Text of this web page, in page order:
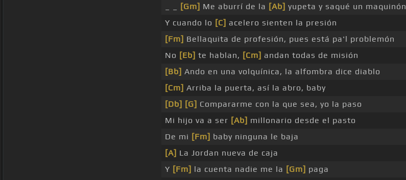
[Gm] Me aburrí de la [Ab] yupeta y saqué un maquinón
Y cuando lo [C] acelero sienten la presión
[Fm] Bellaquita de profesión, pues está pa'l problemón
No [Eb] te hablan, [Cm] andan todas de misión
[Bb] Ando en una volquínica, la alfombra dice diablo
[Cm] Arriba la puerta, así la abro, baby
[Db] [G] Compararme con la que sea, yo la paso
Mi hijo va a ser [Ab] millonario desde el pasto
De mi [Fm] baby ninguna le baja
[A] La Jordan nueva de caja
Y [Fm] la cuenta nadie me la [Gm] paga